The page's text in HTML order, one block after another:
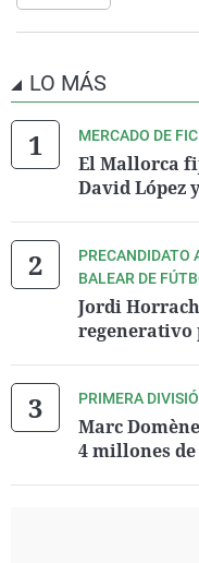
LO MÁS
MERCADO DE
El Mallorca
David López
PRECANDIDATO
BALEAR DE
Jordi
regenerativo
PRIMERA
Marc
4 millones